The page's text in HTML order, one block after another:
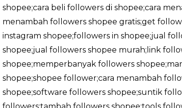
shopee;cara beli followers di shopee;cara
menambah followers shopee gratis;get
instagram shopee;followers in shopee;jual
shopee;jual followers shopee murah;link
shopee;memperbanyak followers
shopee;shopee follower;cara menambah
shopee;software followers shopee;suntik
followers;tambah followers shopee;tools